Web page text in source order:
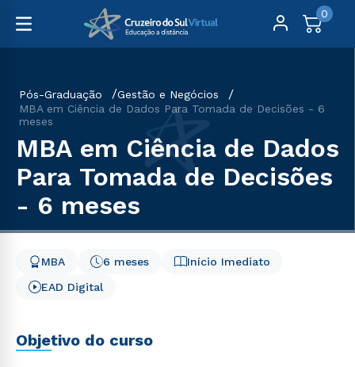
0
Pós-Graduação
Gestão e Negócios
MBA em Ciência de Dados Para Tomada de Decisões - 6
meses
MBA em Ciência de Dados
Para Tomada de Decisões
- 6 meses
Início Imediato
6 meses
MBA
EAD Digital
Objetivo do curso